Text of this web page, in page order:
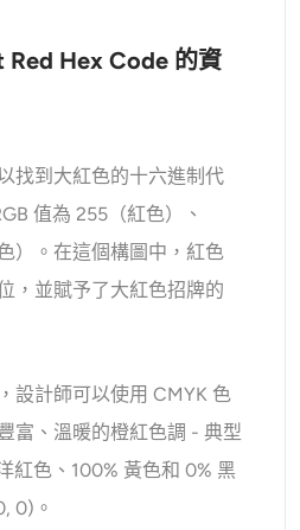
Red Hex Code 的資
找到大紅色的十六進制代
值為 255（紅色）、
）。在這個構圖中，紅色
，並賦予了大紅色招牌的
設計師可以使用 CMYK 色
富、溫暖的橙紅色調 - 典型
紅色、100% 黃色和 0% 黑
0)。